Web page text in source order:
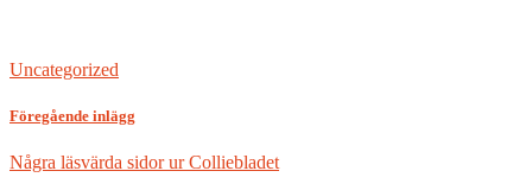
Uncategorized
Föregående inlägg
Några läsvärda sidor ur Colliebladet